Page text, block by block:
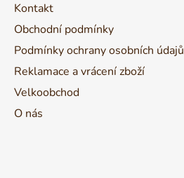
Kontakt
Obchodní podmínky
Podmínky ochrany osobních údajů
Reklamace a vrácení zboží
Velkoobchod
O nás